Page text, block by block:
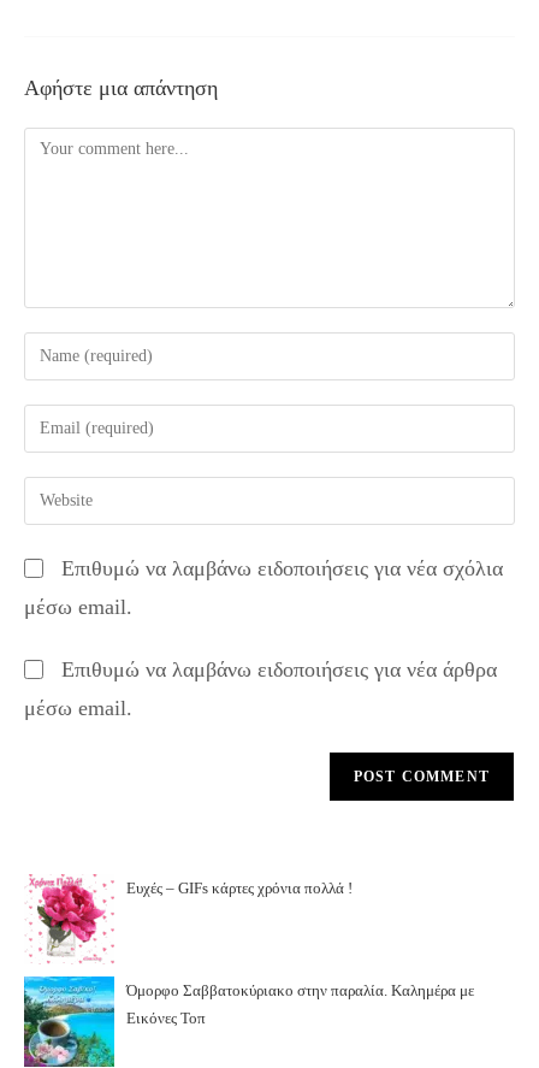
Αφήστε μια απάντηση
Comment
Enter
your
name
comment
Enter
your
email
address
comment
Enter
your
URL
(optional)
Επιθυμώ να λαμβάνω ειδοποιήσεις για νέα σχόλια
μέσω email.
Επιθυμώ να λαμβάνω ειδοποιήσεις για νέα άρθρα
μέσω email.
Ευχές – GIFs κάρτες χρόνια πολλά !
Όμορφο Σαββατοκύριακο στην παραλία. Καλημέρα με
Εικόνες Τοπ